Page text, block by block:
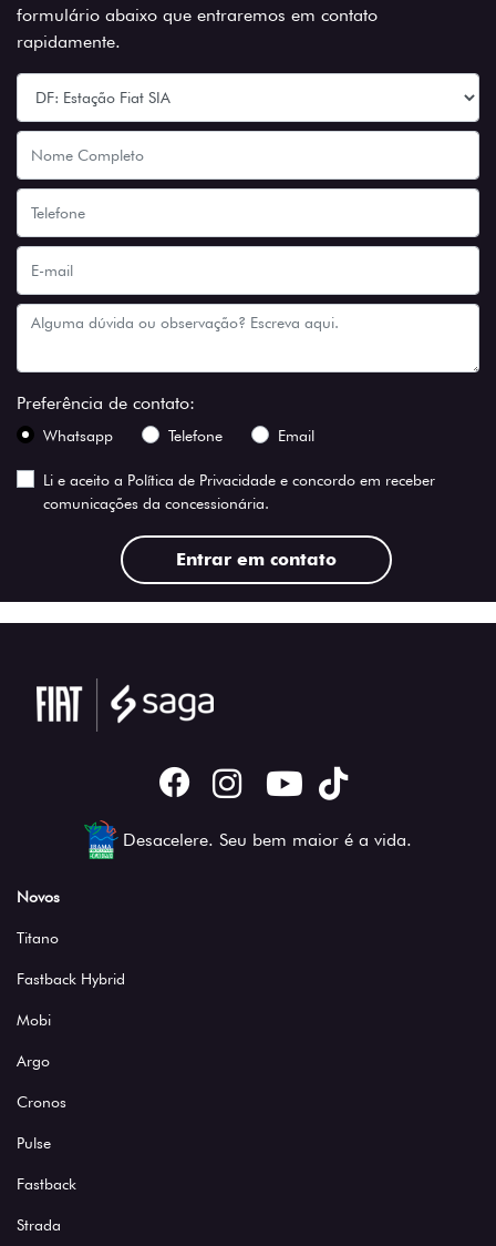
formulário abaixo que entraremos em contato
rapidamente.
Preferência de contato:
Whatsapp Telefone Email
Li e aceito a Política de Privacidade e concordo em receber
comunicações da concessionária.
Entrar em contato
Desacelere. Seu bem maior é a vida.
Novos
Titano
Fastback Hybrid
Mobi
Argo
Cronos
Pulse
Fastback
Strada